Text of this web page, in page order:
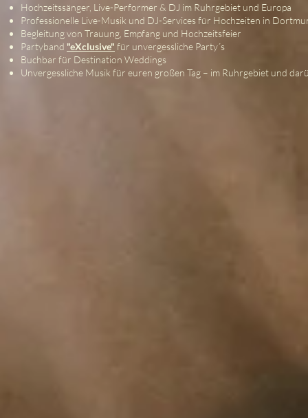
Hochzeitssänger, Live-Performer & DJ im Ruhrgebiet und Europa
Professionelle Live-Musik und DJ-Services für Hochzeiten in
Begleitung von Trauung, Empfang und Hochzeitsfeier
Partyband "eXclusive" für unvergessliche Party´s
Buchbar für Destination Weddings
Unvergessliche Musik für euren großen Tag – im Ruhrgebiet und